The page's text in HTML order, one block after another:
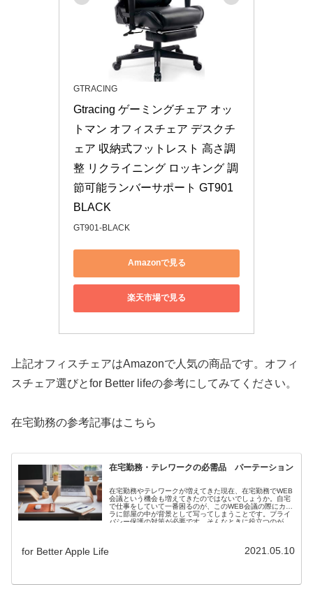
GTRACING
Gtracing ゲーミングチェア オッ
トマン オフィスチェア デスクチ
ェア 収納式フットレスト 高さ調
整 リクライニング ロッキング 調
節可能ランバーサポート GT901
BLACK
GT901-BLACK
Amazonで見る
楽天市場で見る
上記オフィスチェアはAmazonで人気の商品です。オフィ
スチェア選びとfor Better lifeの参考にしてみてください。
在宅勤務の参考記事はこちら
在宅勤務・テレワークの必需品 パーテーション
在宅勤務やテレワークが増えてきた現在、在宅勤務でWEB
会議という機会も増えてきたのではないでしょうか。自宅
で仕事をしていて一番困るのが、このWEB会議の際にカメ
ラに部屋の中が背景として写ってしまうことです。プライ
バシー保護の対策が必要です。そんなときに役立つのが、
for Better Apple Life 2021.05.10